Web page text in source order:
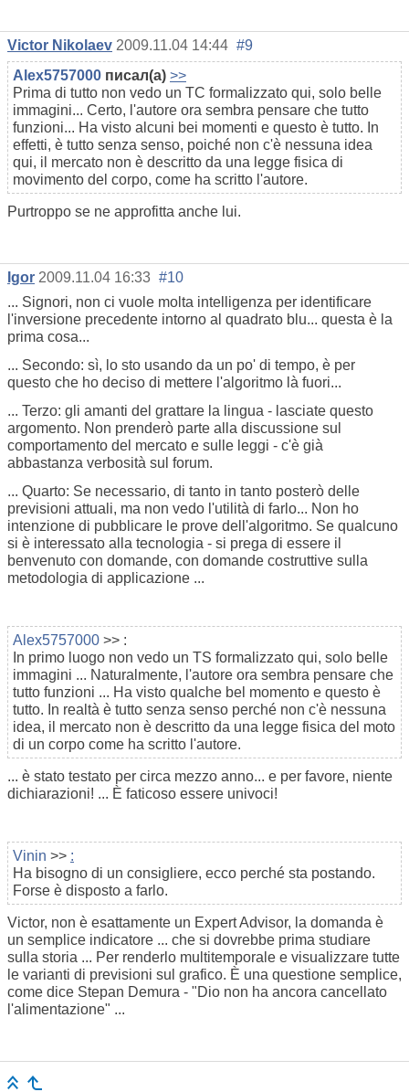
Victor Nikolaev 2009.11.04 14:44 #9
Alex5757000 писал(а) >>
Prima di tutto non vedo un TC formalizzato qui, solo belle
immagini... Certo, l'autore ora sembra pensare che tutto
funzioni... Ha visto alcuni bei momenti e questo è tutto. In
effetti, è tutto senza senso, poiché non c'è nessuna idea
qui, il mercato non è descritto da una legge fisica di
movimento del corpo, come ha scritto l'autore.
Purtroppo se ne approfitta anche lui.
Igor 2009.11.04 16:33 #10
... Signori, non ci vuole molta intelligenza per identificare
l'inversione precedente intorno al quadrato blu... questa è la
prima cosa...
... Secondo: sì, lo sto usando da un po' di tempo, è per
questo che ho deciso di mettere l'algoritmo là fuori...
... Terzo: gli amanti del grattare la lingua - lasciate questo
argomento. Non prenderò parte alla discussione sul
comportamento del mercato e sulle leggi - c'è già
abbastanza verbosità sul forum.
... Quarto: Se necessario, di tanto in tanto posterò delle
previsioni attuali, ma non vedo l'utilità di farlo... Non ho
intenzione di pubblicare le prove dell'algoritmo. Se qualcuno
si è interessato alla tecnologia - si prega di essere il
benvenuto con domande, con domande costruttive sulla
metodologia di applicazione ...
Alex5757000 >> :
In primo luogo non vedo un TS formalizzato qui, solo belle
immagini ... Naturalmente, l'autore ora sembra pensare che
tutto funzioni ... Ha visto qualche bel momento e questo è
tutto. In realtà è tutto senza senso perché non c'è nessuna
idea, il mercato non è descritto da una legge fisica del moto
di un corpo come ha scritto l'autore.
... è stato testato per circa mezzo anno... e per favore, niente
dichiarazioni! ... È faticoso essere univoci!
Vinin >> :
Ha bisogno di un consigliere, ecco perché sta postando.
Forse è disposto a farlo.
Victor, non è esattamente un Expert Advisor, la domanda è
un semplice indicatore ... che si dovrebbe prima studiare
sulla storia ... Per renderlo multitemporale e visualizzare tutte
le varianti di previsioni sul grafico. È una questione semplice,
come dice Stepan Demura - "Dio non ha ancora cancellato
l'alimentazione" ...